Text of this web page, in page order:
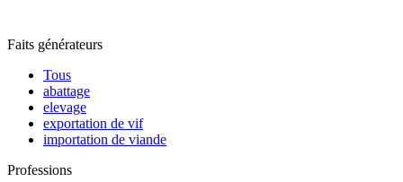
Faits générateurs
Tous
abattage
elevage
exportation de vif
importation de viande
Professions